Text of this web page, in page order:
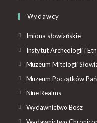
Wydawcy
Imiona słowiańskie
Instytut Archeologii i
Muzeum Mitologii
Muzeum Początków
Nine Realms
Wydawnictwo Bosz
Wydawnictwo